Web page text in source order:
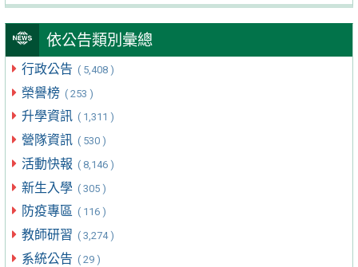
依公告類別彙總
行政公告 ( 5,408 )
榮譽榜 ( 253 )
升學資訊 ( 1,311 )
營隊資訊 ( 530 )
活動快報 ( 8,146 )
新生入學 ( 305 )
防疫專區 ( 116 )
教師研習 ( 3,274 )
系統公告 ( 29 )